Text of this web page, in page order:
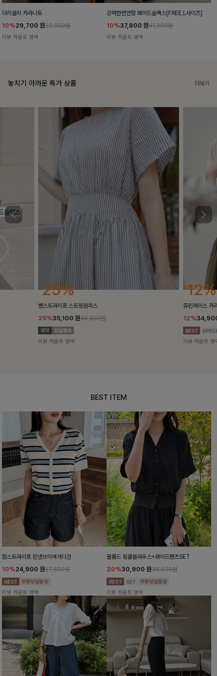
더리골지 카라니트
10%29,700 원32,900원
리뷰 카운트 영역
강력한편안함 와이드슬랙스[FREE,L사이즈]
10%37,800 원41,900원
리뷰 카운트 영역
놓치기 아까운 특가 상품 더보기
25%
밴스트라이프 스트링원피스
25%35,100 원46,800원
리뷰 카운트 영역
12%
쥬린레이스 카
12%
리뷰 카운트 영
BEST ITEM
함스트라이프 린넨브이넥가디건
10%24,900 원27,600원
리뷰 카운트 영역
팔롬드 링클블라우스+와이드팬츠SET
20%30,900 원38,600원
리뷰 카운트 영역